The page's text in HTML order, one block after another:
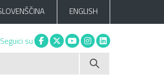
ENGLISH
Seguici su Facebook
X You tubeInstagram
Linkedin